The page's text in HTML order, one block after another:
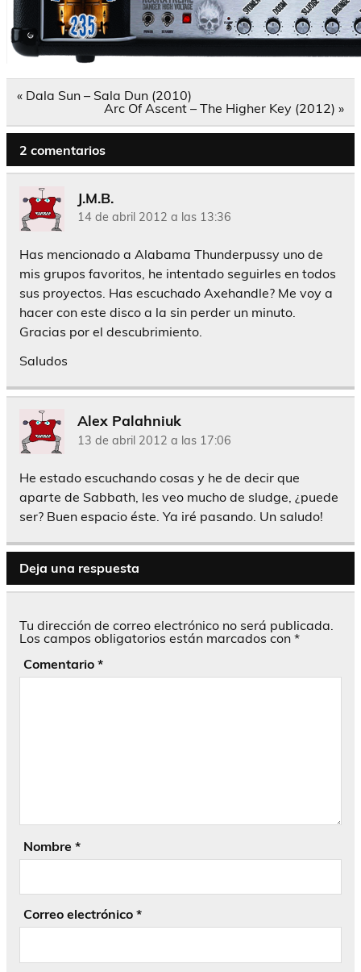
Navegación
« Dala Sun – Sala Dun (2010)
Arc Of Ascent – The Higher Key (2012) »
2 comentarios
J.M.B.
14 de abril 2012 a las 13:36
Has mencionado a Alabama Thunderpussy uno de
mis grupos favoritos, he intentado seguirles en todos
sus proyectos. Has escuchado Axehandle? Me voy a
hacer con este disco a la sin perder un minuto.
Gracias por el descubrimiento.
Saludos
Alex Palahniuk
13 de abril 2012 a las 17:06
He estado escuchando cosas y he de decir que
aparte de Sabbath, les veo mucho de sludge, ¿puede
ser? Buen espacio éste. Ya iré pasando. Un saludo!
Deja una respuesta
Tu dirección de correo electrónico no será publicada.
Los campos obligatorios están marcados con *
Comentario *
Nombre *
Correo electrónico *